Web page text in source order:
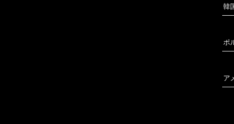
韓
ポ
ア